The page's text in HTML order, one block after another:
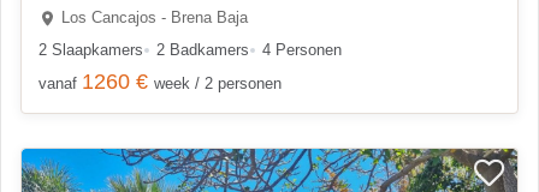
Los Cancajos - Brena Baja
2 Slaapkamers
2 Badkamers
4 Personen
vanaf 1260 € week / 2 personen